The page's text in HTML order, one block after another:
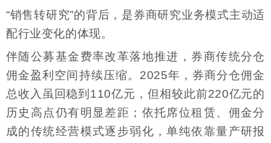
“销售转研究”的背后，是券商研究业务模式主动适
配行业变化的体现。
伴随公募基金费率改革落地推进，券商传统分仓
佣金盈利空间持续压缩。2025年，券商分仓佣金
总收入虽回稳到110亿元，但相较此前220亿元的
历史高点仍有明显差距；依托席位租赁、佣金分
成的传统经营模式逐步弱化，单纯依靠量产研报